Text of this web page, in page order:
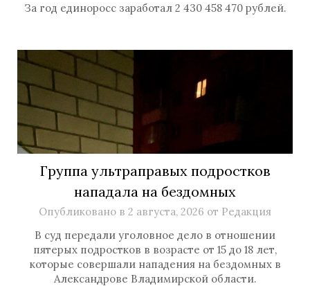
За год единоросс заработал 2 430 458 470 рублей.
Группа ультраправых подростков
нападала на бездомных
Опубликовано в 2 августа, 2026 от Редакция
В суд передали уголовное дело в отношении
пятерых подростков в возрасте от 15 до 18 лет,
которые совершали нападения на бездомных в
Александрове Владимирской области.